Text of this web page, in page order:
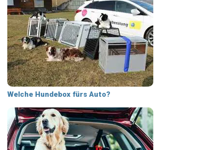
Welche Hundebox fürs Auto?